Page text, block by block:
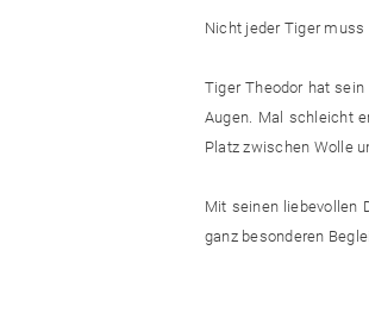
Nicht jeder Tiger muss
Tiger Theodor hat
Augen. Mal schleicht
Platz zwischen Wolle
Mit seinen liebevollen
ganz besonderen